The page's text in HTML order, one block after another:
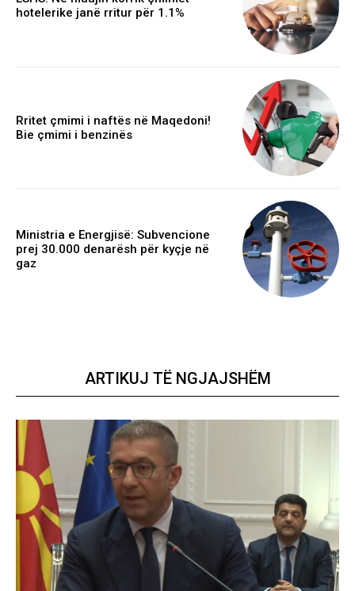
hotelerike janë rritur për 1.1%
Rritet çmimi i naftës në Maqedoni!
Bie çmimi i benzinës
Ministria e Energjisë: Subvencione
prej 30.000 denarësh për kyçje në
gaz
ARTIKUJ TË NGJAJSHËM